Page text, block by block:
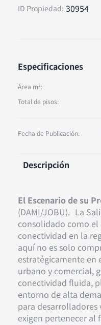
ID Propiedad: 30954
Especificaciones
Área m²:
Total de pisos:
Fecha de Publicación:
Descripción
El Escenario de su
(DAMI/JOBU).- La
consolidado como
conectividad en la
aquí no es solo
estratégicamente
urbano y comercial,
conectividad fluida,
entorno de alta
para desarrolladores
exigen pertenecer al